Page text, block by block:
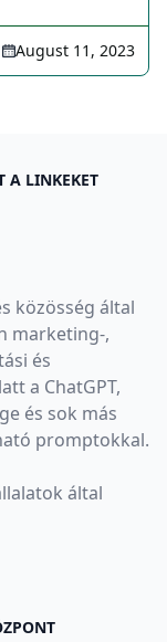
August 11, 2023
A LINKEKET
közösség által
marketing-,
és
a ChatGPT,
és sok más
promptokkal.
által